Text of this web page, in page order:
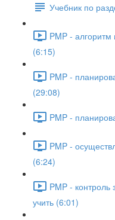
Учебник по
PMP -
(6:15)
PMP -
(29:08)
PMP -
PMP -
(6:24)
PMP - контроль
учить (6:01)